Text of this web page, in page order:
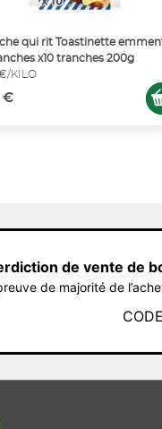
qui rit Toastinette
x10 tranches 200g
€/KILO
€
de vente de
de majorité de